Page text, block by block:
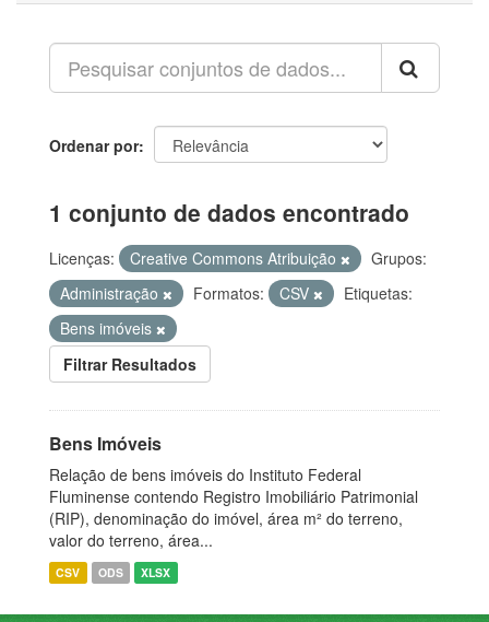
Ordenar por
1 conjunto de dados encontrado
Licenças: Creative Commons Atribuição
Grupos:
Administração
Formatos: CSV
Etiquetas:
Bens imóveis
Filtrar Resultados
Bens Imóveis
Relação de bens imóveis do Instituto Federal
Fluminense contendo Registro Imobiliário Patrimonial
(RIP), denominação do imóvel, área m² do terreno,
valor do terreno, área...
CSV ODS XLSX